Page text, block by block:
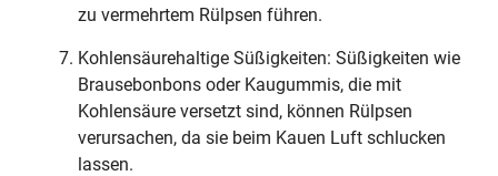
zu vermehrtem Rülpsen führen.
Kohlensäurehaltige Süßigkeiten: Süßigkeiten wie
Brausebonbons oder Kaugummis, die mit
Kohlensäure versetzt sind, können Rülpsen
verursachen, da sie beim Kauen Luft schlucken
lassen.